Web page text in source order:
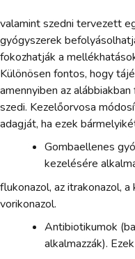
valamint szedni tervezett
gyógyszerek
fokozhatják a
Különösen fontos, hogy
amennyiben az
szedi. Kezelőorvosa
adagját, ha ezek
Gombaellenes
kezelésére
flukonazol, az itrakonazol,
vorikonazol.
Antibiotikumok
alkalmazzák).